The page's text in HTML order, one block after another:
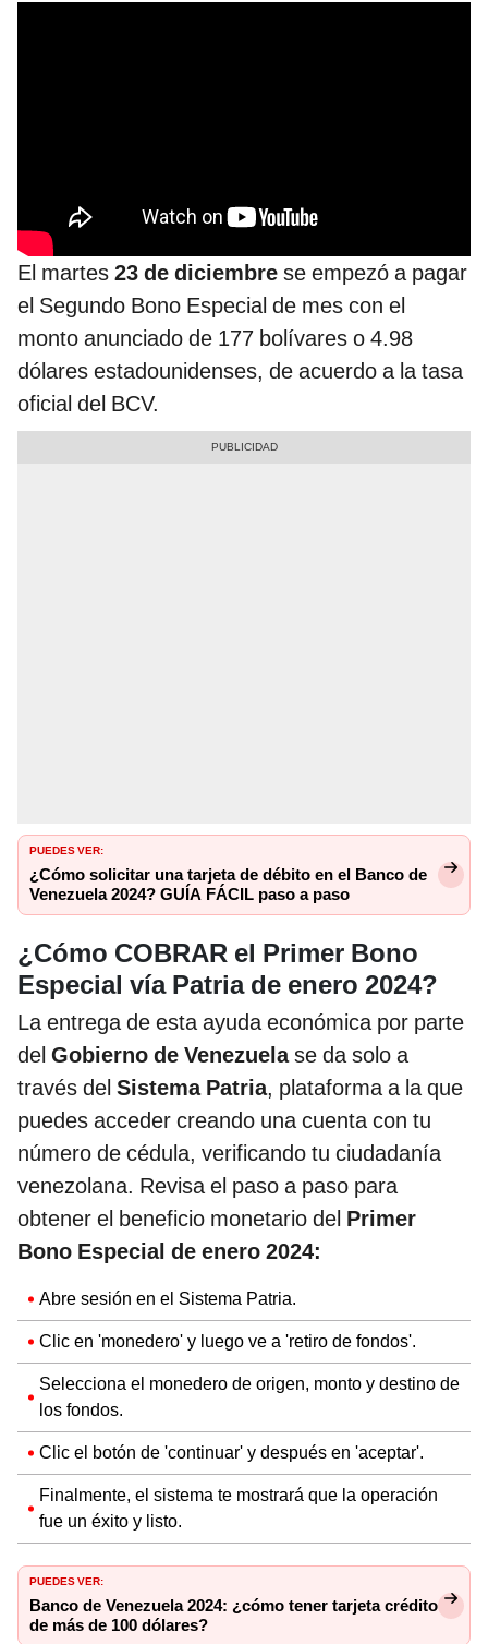
El martes 23 de diciembre se empezó a pagar
el Segundo Bono Especial de mes con el
monto anunciado de 177 bolívares o 4.98
dólares estadounidenses, de acuerdo a la tasa
oficial del BCV.
PUEDES VER:
¿Cómo solicitar una tarjeta de débito en el Banco de
Venezuela 2024? GUÍA FÁCIL paso a paso
¿Cómo COBRAR el Primer Bono
Especial vía Patria de enero 2024?
La entrega de esta ayuda económica por parte
del Gobierno de Venezuelase da solo a
través del Sistema Patria, plataforma a la que
puedes acceder creando una cuenta con tu
número de cédula, verificando tu ciudadanía
venezolana. Revisa el paso a paso para
obtener el beneficio monetario del Primer
Bono Especial de enero 2024:
Abre sesión en el Sistema Patria.
Clic en 'monedero' y luego ve a 'retiro de fondos'.
Selecciona el monedero de origen, monto y destino de
los fondos.
Clic el botón de 'continuar' y después en 'aceptar'.
Finalmente, el sistema te mostrará que la operación
fue un éxito y listo.
PUEDES VER:
Banco de Venezuela 2024: ¿cómo tener tarjeta crédito
de más de 100 dólares?